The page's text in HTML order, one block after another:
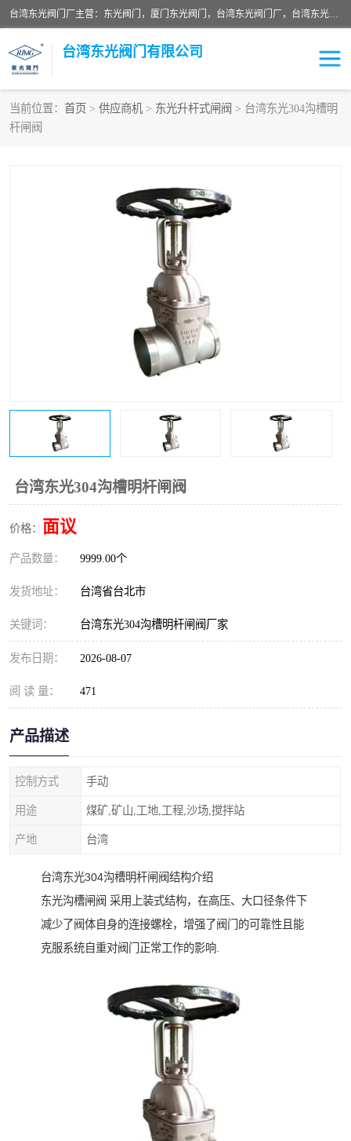
台湾东光阀门厂主营：东光阀门，厦门东光阀门，台湾东光阀门厂，台湾东光球阀，台湾东光闸阀，台湾东光蝶阀，质量有保证价格有优惠，欢迎咨询。
台湾东光阀门有限公司
当前位置： 首页 > 供应商机 > 东光升杆式闸阀 > 台湾东光304沟槽明
杆闸阀
台湾东光304沟槽明杆闸阀
价格： 面议
产品数量： 9999.00个
发货地址： 台湾省台北市
关键词： 台湾东光304沟槽明杆闸阀厂家
发布日期： 2026-08-07
阅 读 量： 471
产品描述
控制方式 手动
用途 煤矿,矿山,工地,工程,沙场,搅拌站
产地 台湾
台湾东光304沟槽明杆闸阀结构介绍
东光沟槽闸阀 采用上装式结构，在高压、大口径条件下
减少了阀体自身的连接螺栓，增强了阀门的可靠性且能
克服系统自重对阀门正常工作的影响.
东光对夹式蝶阀
东光截止阀
东光橡胶软接
Y型过滤器
东光止回阀
东光疏水阀 东光电动调节阀
东光电动阀